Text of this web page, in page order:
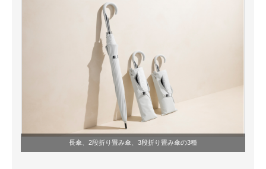
長傘、2段折り畳み傘、3段折り畳み傘の3種